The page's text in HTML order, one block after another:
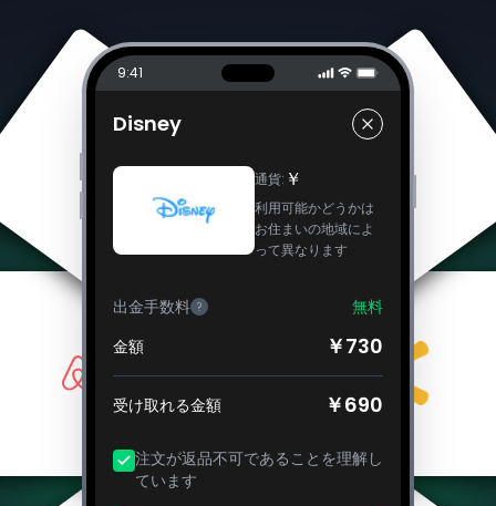
9:41
Disney
通貨: ￥
利用可能かどうかは
お住まいの地域によ
って異なります
出金手数料 ?
無料
金額
￥730
受け取れる金額 ￥690
注文が返品不可であることを理解し
ています